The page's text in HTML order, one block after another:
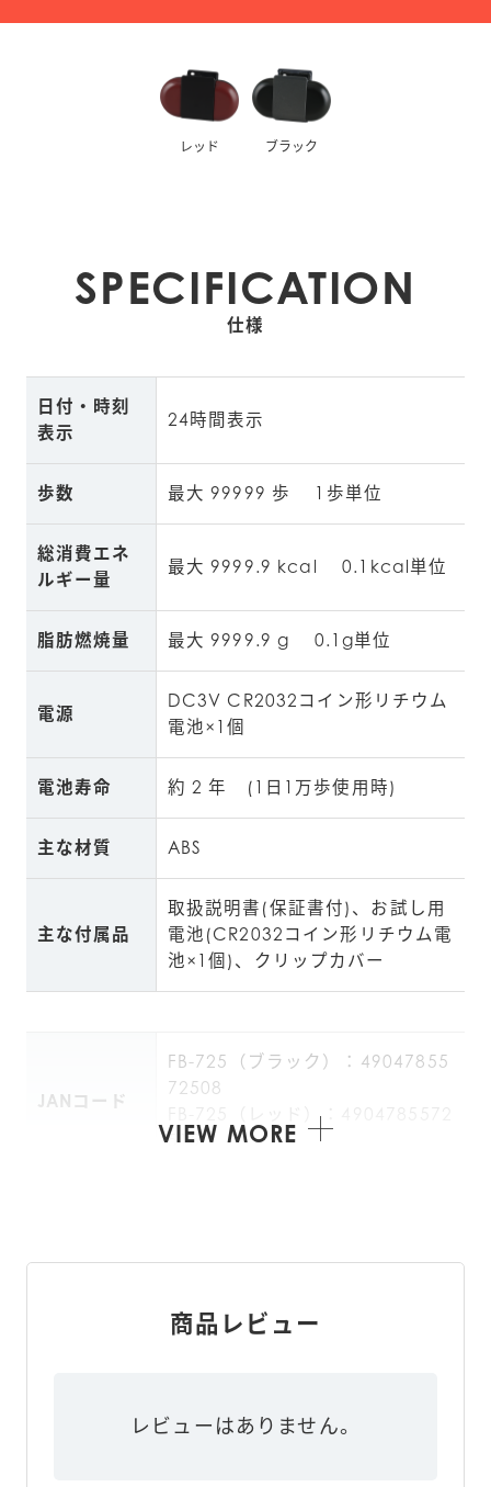
レッド ブラック
SPECIFICATION
仕様
日付・時刻
表示
24時間表示
歩数 最大 99999 歩 　1歩単位
総消費エネ
ルギー量
最大 9999.9 kcal 　0.1kcal単位
脂肪燃焼量 最大 9999.9 g 　0.1g単位
電源
DC3V CR2032コイン形リチウム
電池×1個
電池寿命 約 2 年　(1日1万歩使用時)
主な材質 ABS
主な付属品
取扱説明書(保証書付)、お試し用
電池(CR2032コイン形リチウム電
池×1個)、クリップカバー
JANコード
FB-725（ブラック）：49047855
72508
FB-725（レッド）：4904785572
515
約 73g
VIEW MORE
商品レビュー
レビューはありません。